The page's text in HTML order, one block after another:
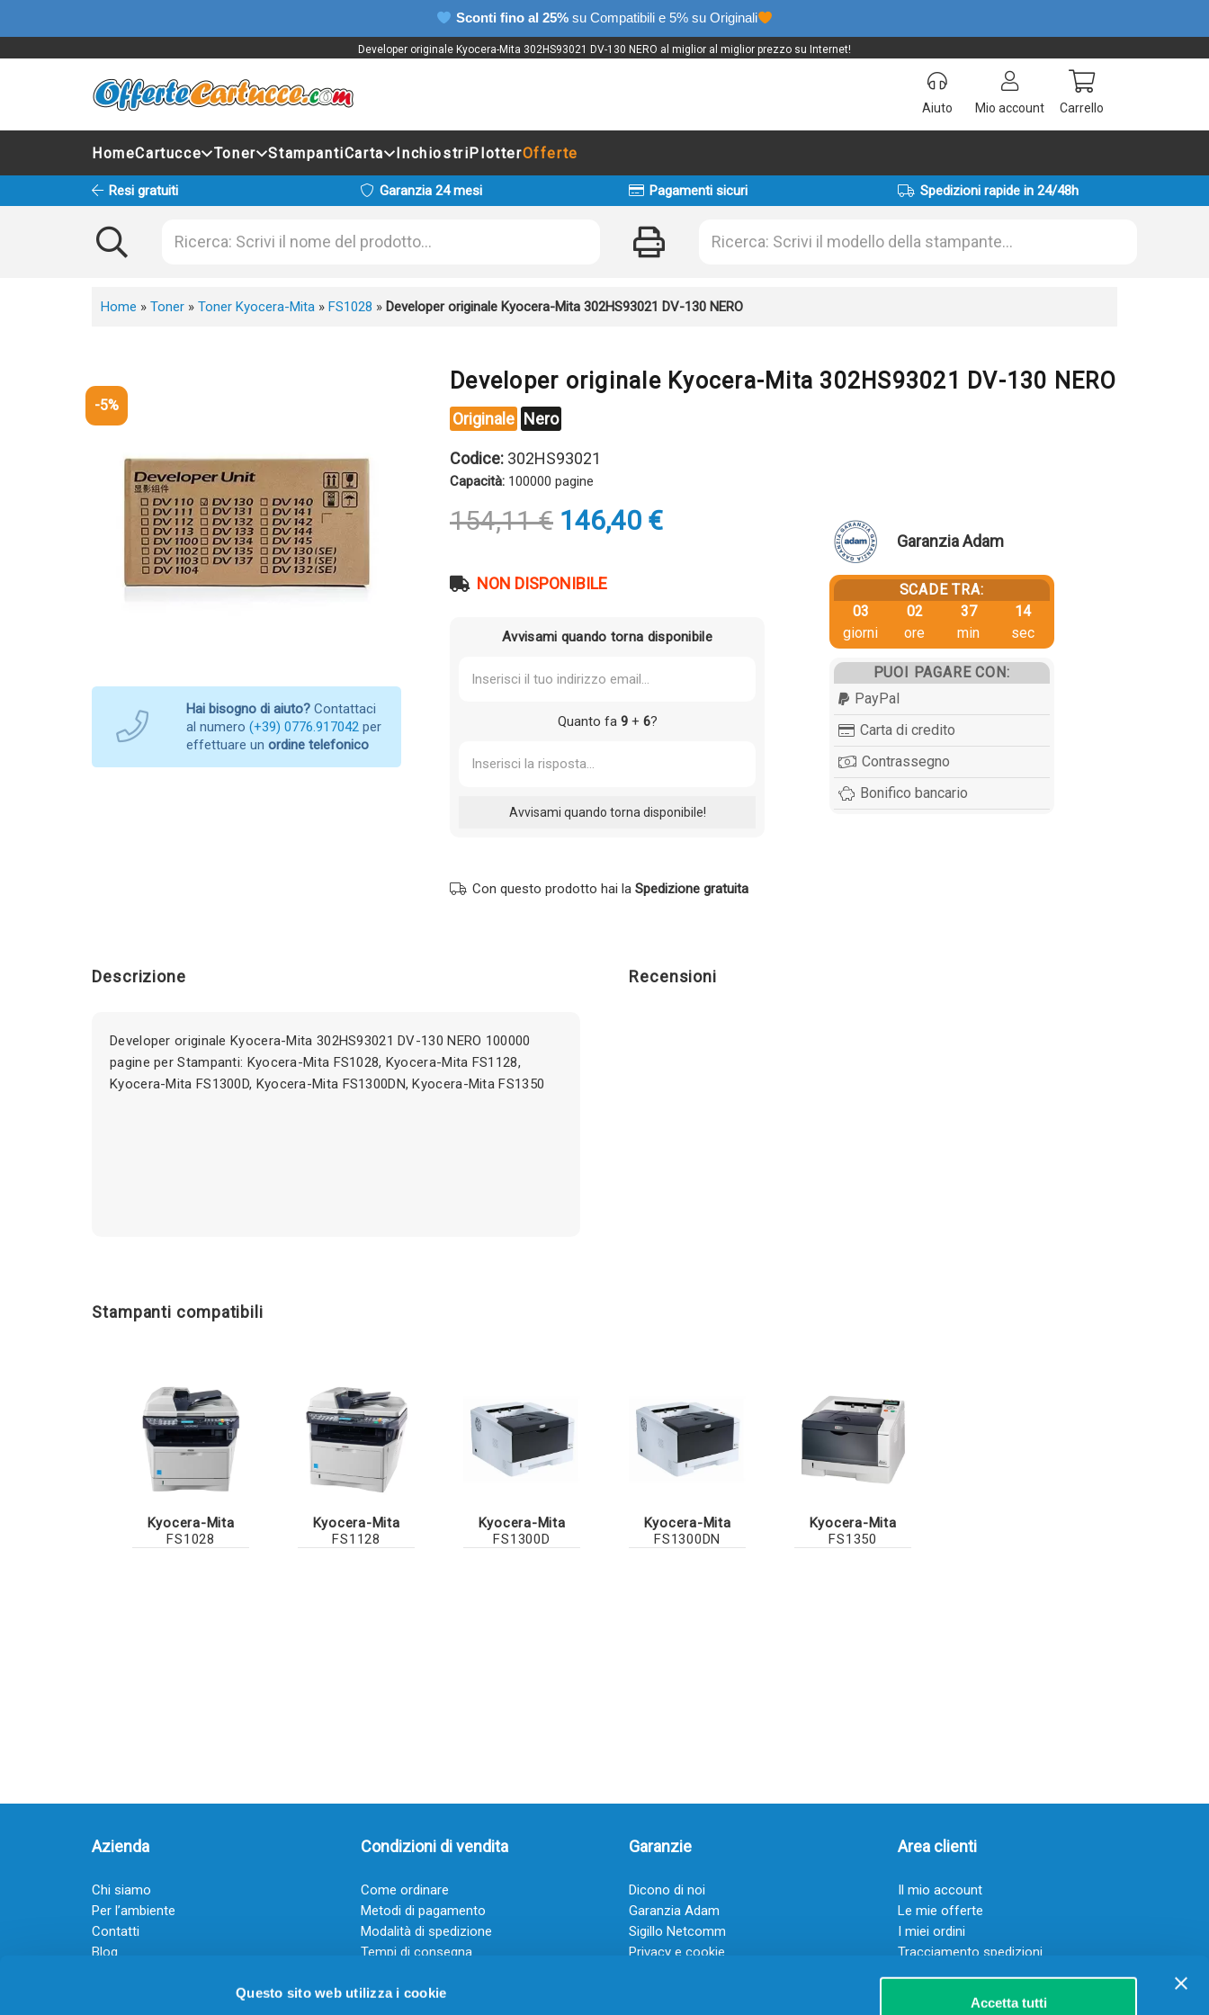
Questo sito web utilizza i cookie
Accetta tutti
Sconti fino al 25% su Compatibili e 5% su Originali
Developer originale Kyocera-Mita 302HS93021 DV-130 NERO al miglior al miglior prezzo su Internet!
Aiuto Mio account Carrello
HomeCartucce Toner StampantiCarta InchiostriPlotterOfferte
Resi gratuiti Garanzia 24 mesi Pagamenti sicuri Spedizioni rapide in 24/48h
Home » Toner » Toner Kyocera-Mita » FS1028 » Developer originale Kyocera-Mita 302HS93021 DV-130 NERO
-5%
Hai bisogno di aiuto? Contattaci
al numero (+39) 0776.917042 per
effettuare un ordine telefonico
Developer originale Kyocera-Mita 302HS93021 DV-130 NERO
Originale Nero
Codice: 302HS93021
Capacità: 100000 pagine
154,11€ Il
prezzo
era:
146,40 €Il
NON DISPONIBILE
Avvisami quando torna disponibile
Quanto fa 9+ 6?
Con questo prodotto hai la Spedizione gratuita
Garanzia Adam
SCADE TRA:
03
giorni
02
ore
37
min
13
sec
PUOI PAGARE CON:
PayPal
Carta di credito
Contrassegno
Bonifico bancario
Descrizione
Developer originale Kyocera-Mita 302HS93021 DV-130 NERO 100000
pagine per Stampanti: Kyocera-Mita FS1028, Kyocera-Mita FS1128,
Kyocera-Mita FS1300D, Kyocera-Mita FS1300DN, Kyocera-Mita FS1350
Recensioni
Stampanti compatibili
Kyocera-Mita
FS1028
Kyocera-Mita
FS1128
Kyocera-Mita
FS1300D
Kyocera-Mita
FS1300DN
Kyocera-Mita
FS1350
Azienda
Chi siamo
Per l’ambiente
Contatti
Blog
Guadagna con il Dropship
Condizioni di vendita
Come ordinare
Metodi di pagamento
Modalità di spedizione
Tempi di consegna
Garanzie
Dicono di noi
Garanzia Adam
Sigillo Netcomm
Privacy e cookie
Area clienti
Il mio account
Le mie offerte
I miei ordini
Tracciamento spedizioni
Resi
Servizio clienti